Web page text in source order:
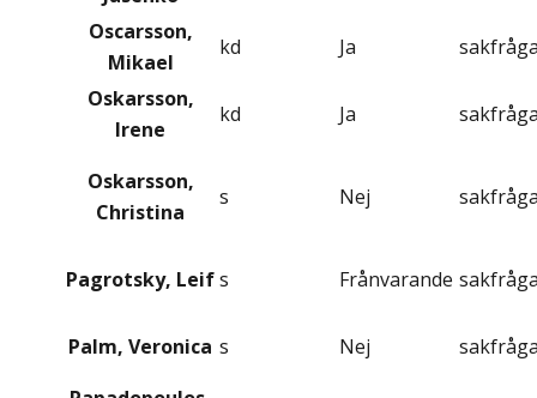
Oscarsson,
Mikael
kd Ja
Oskarsson,
Irene
kd Ja
Oskarsson,
Christina
s Nej
Pagrotsky, Leifs Frånvarande
Palm, Veronica s Nej